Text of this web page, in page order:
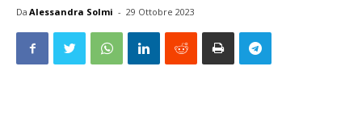
Da Alessandra Solmi - 29 Ottobre 2023